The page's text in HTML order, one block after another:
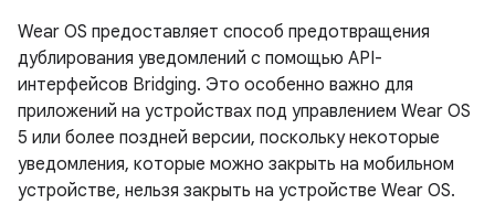
Wear OS предоставляет способ предотвращения
дублирования уведомлений с помощью API-
интерфейсов Bridging. Это особенно важно для
приложений на устройствах под управлением Wear OS
5 или более поздней версии, поскольку некоторые
уведомления, которые можно закрыть на мобильном
устройстве, нельзя закрыть на устройстве Wear OS.